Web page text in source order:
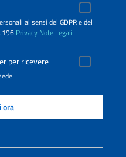
ai sensi del GDPR e del
Privacy Note Legali
per ricevere